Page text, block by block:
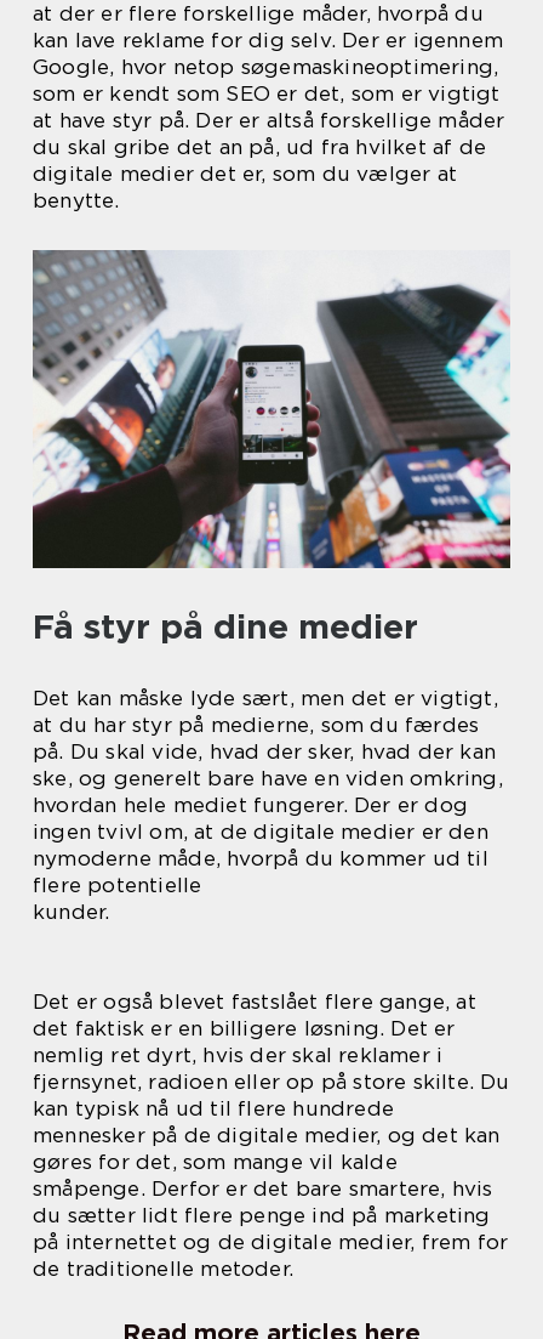
at der er flere forskellige måder, hvorpå du
kan lave reklame for dig selv. Der er igennem
Google, hvor netop søgemaskineoptimering,
som er kendt som SEO er det, som er vigtigt
at have styr på. Der er altså forskellige måder
du skal gribe det an på, ud fra hvilket af de
digitale medier det er, som du vælger at
benytte.
Få styr på dine medier
Det kan måske lyde sært, men det er vigtigt,
at du har styr på medierne, som du færdes
på. Du skal vide, hvad der sker, hvad der kan
ske, og generelt bare have en viden omkring,
hvordan hele mediet fungerer. Der er dog
ingen tvivl om, at de digitale medier er den
nymoderne måde, hvorpå du kommer ud til
flere potentielle
kunder.
Det er også blevet fastslået flere gange, at
det faktisk er en billigere løsning. Det er
nemlig ret dyrt, hvis der skal reklamer i
fjernsynet, radioen eller op på store skilte. Du
kan typisk nå ud til flere hundrede
mennesker på de digitale medier, og det kan
gøres for det, som mange vil kalde
småpenge. Derfor er det bare smartere, hvis
du sætter lidt flere penge ind på marketing
på internettet og de digitale medier, frem for
de traditionelle metoder.